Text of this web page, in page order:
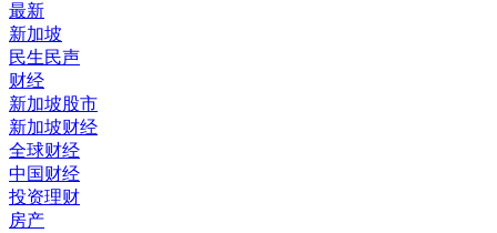
最新
新加坡
民生民声
财经
新加坡股市
新加坡财经
全球财经
中国财经
投资理财
房产